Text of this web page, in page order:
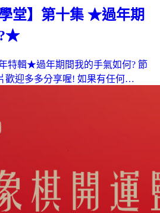
堂】第十集 ★過年期
?★
特輯★過年期間我的手氣如何? 節
歡迎多多分享喔! 如果有任何…